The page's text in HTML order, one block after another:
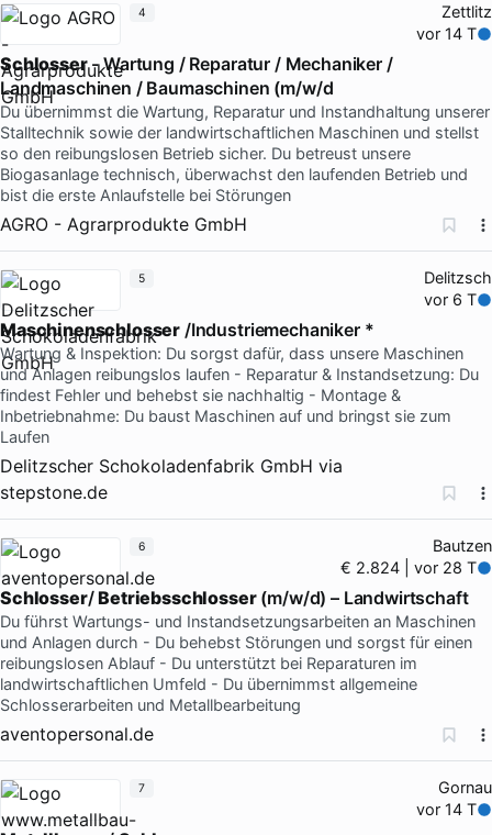
Zettlitz
vor 14 T
Schlosser- Wartung / Reparatur / Mechaniker /
Landmaschinen / Baumaschinen (m/w/d
Du übernimmst die Wartung, Reparatur und Instandhaltung unserer
Stalltechnik sowie der landwirtschaftlichen Maschinen und stellst
so den reibungslosen Betrieb sicher. Du betreust unsere
Biogasanlage technisch, überwachst den laufenden Betrieb und
bist die erste Anlaufstelle bei Störungen
AGRO - Agrarprodukte GmbH
4
Delitzsch
vor 6 T
Maschinenschlosser /Industriemechaniker *
Wartung & Inspektion: Du sorgst dafür, dass unsere Maschinen
und Anlagen reibungslos laufen - Reparatur & Instandsetzung: Du
findest Fehler und behebst sie nachhaltig - Montage &
Inbetriebnahme: Du baust Maschinen auf und bringst sie zum
Laufen
Delitzscher Schokoladenfabrik GmbH via
stepstone.de
5
Bautzen
€ 2.824 | vor 28 T
Schlosser/Betriebsschlosser(m/w/d) – Landwirtschaft
Du führst Wartungs- und Instandsetzungsarbeiten an Maschinen
und Anlagen durch - Du behebst Störungen und sorgst für einen
reibungslosen Ablauf - Du unterstützt bei Reparaturen im
landwirtschaftlichen Umfeld - Du übernimmst allgemeine
Schlosserarbeiten und Metallbearbeitung
aventopersonal.de
6
Gornau
vor 14 T
7